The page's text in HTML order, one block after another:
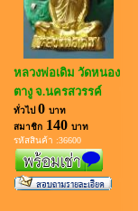
หลวงพ่อเดิม วัดหนอง
ตางู จ.นครสวรรค์
ทั่วไป 0 บาท
สมาชิก140 บาท
รหัสสินค้า :36600